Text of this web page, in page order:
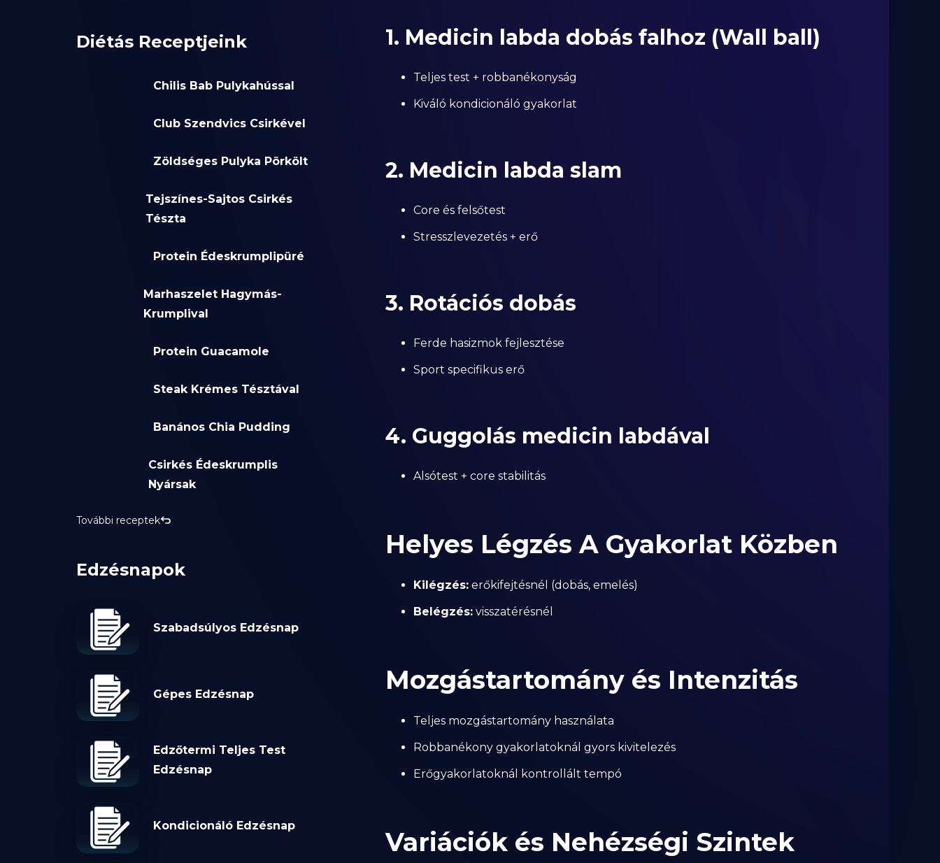
Diétás Receptjeink
Chilis Bab Pulykahússal
Club Szendvics Csirkével
Zöldséges Pulyka Pörkölt
Tejszínes-Sajtos Csirkés
Tészta
Protein Édeskrumplipüré
Marhaszelet Hagymás-
Krumplival
Protein Guacamole
Steak Krémes Tésztával
Banános Chia Pudding
Csirkés Édeskrumplis
Nyársak
További receptek
Edzésnapok
Szabadsúlyos Edzésnap
Gépes Edzésnap
Edzőtermi Teljes Test
Edzésnap
Kondicionáló Edzésnap
1. Medicin labda dobás falhoz (Wall ball)
Teljes test + robbanékonyság
Kiváló kondicionáló gyakorlat
2. Medicin labda slam
Core és felsőtest
Stresszlevezetés + erő
3. Rotációs dobás
Ferde hasizmok fejlesztése
Sport specifikus erő
4. Guggolás medicin labdával
Alsótest + core stabilitás
Helyes Légzés A Gyakorlat Közben
Kilégzés:erőkifejtésnél (dobás, emelés)
Belégzés:visszatérésnél
Mozgástartomány és Intenzitás
Teljes mozgástartomány használata
Robbanékony gyakorlatoknál gyors kivitelezés
Erőgyakorlatoknál kontrollált tempó
Variációk és Nehézségi Szintek